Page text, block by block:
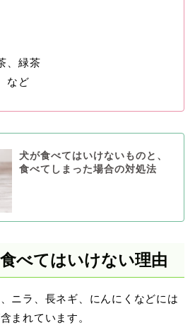
、緑茶
など
犬が食べてはいけないものと、
食べてしまった場合の対処法
べてはいけない理由
ニラ、長ネギ、にんにくなどには
まれています。